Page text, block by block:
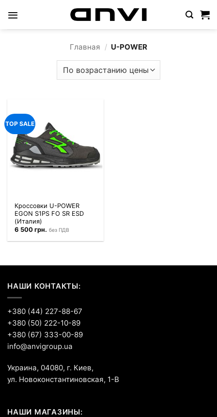
content
Главная / U-POWER
TOP SALE
Кроссовки U-POWER
EGON S1PS FO SR ESD
(Италия)
6 500грн. без ПДВ
НАШИ КОНТАКТЫ:
+380 (44) 227-88-67
+380 (50) 222-10-89
+380 (67) 333-00-89
info@anvigroup.ua
Украина, 04080, г. Киев,
ул. Новоконстантиновская, 1-В
НАШИ МАГАЗИНЫ: